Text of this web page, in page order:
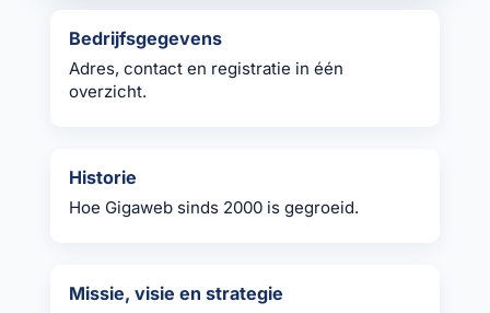
Bedrijfsgegevens
Adres, contact en registratie in één
overzicht.
Historie
Hoe Gigaweb sinds 2000 is gegroeid.
Missie, visie en strategie